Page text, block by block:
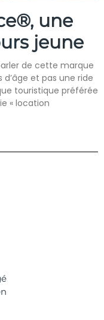
une
jeune
de cette marque
et pas une ride
touristique préférée
« location